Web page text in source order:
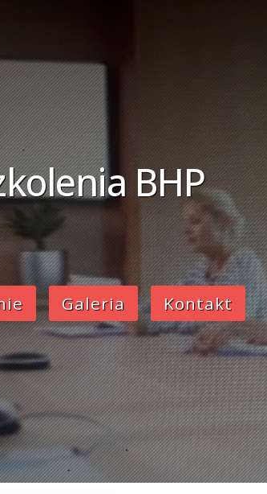
BHP
Galeria Kontakt